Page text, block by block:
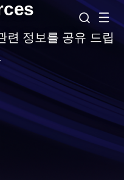
련 정보를 공유 드립